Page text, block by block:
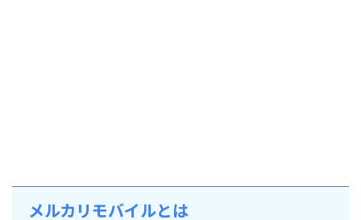
メルカリモバイルとは